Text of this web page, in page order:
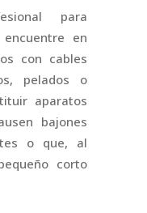
para
en
con cables
pelados o
aparatos
bajones
o que, al
corto